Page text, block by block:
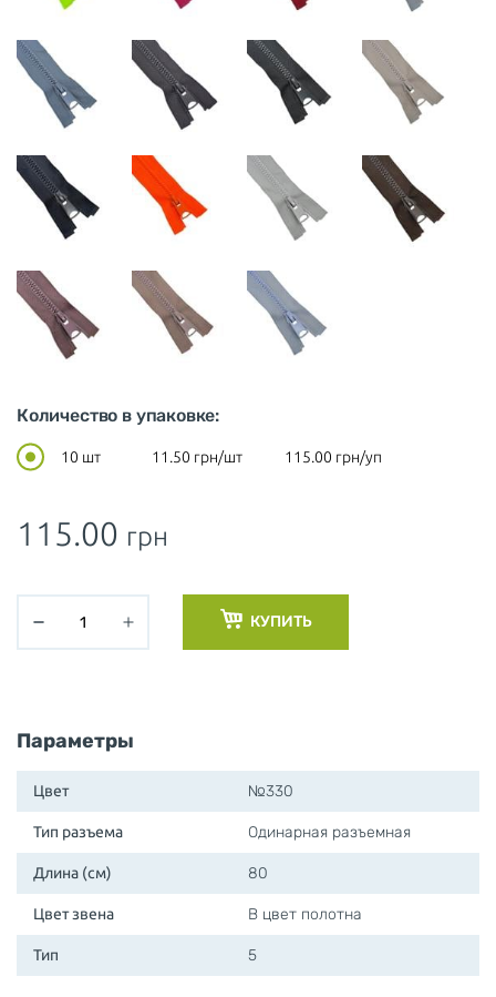
Количество в упаковке:
10 шт 11.50 грн/шт 115.00 грн/уп
115.00 грн
КУПИТЬ
Параметры
Цвет №330
Тип разъема Одинарная разъемная
Длина (см) 80
Цвет звена В цвет полотна
Тип 5